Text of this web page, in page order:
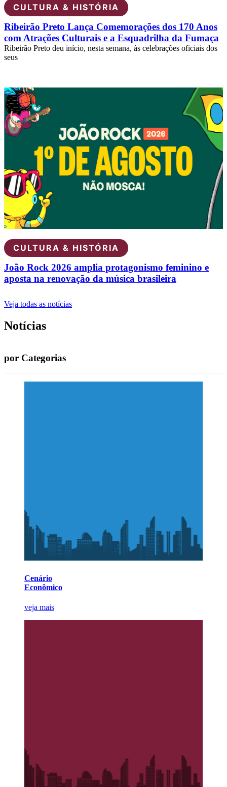
CULTURA & HISTÓRIA
Ribeirão Preto Lança Comemorações dos 170 Anos
com Atrações Culturais e a Esquadrilha da Fumaça
Ribeirão Preto deu início, nesta semana, às celebrações oficiais dos
seus
CULTURA & HISTÓRIA
João Rock 2026 amplia protagonismo feminino e
aposta na renovação da música brasileira
Veja todas as notícias
Notícias
por Categorias
Cenário
Econômico
veja mais